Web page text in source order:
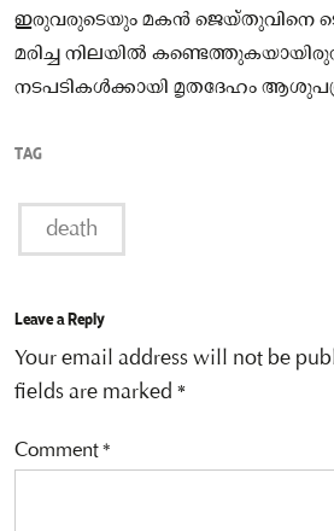
ഇരുവരുടെയും മകൻ ജെയ്‌തുവിനെ
മരിച്ച നിലയില്‍
നടപടികള്‍ക്കായി മൃതദേഹം
TAG
death
Leave a Reply
Your email address will not be
fields are marked *
Comment*